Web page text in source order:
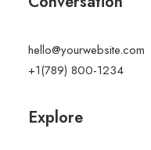
hello@yourwebsite.com
+1(789) 800-1234
Explore